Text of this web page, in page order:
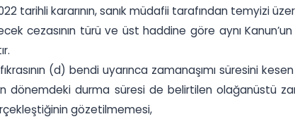
tarihli kararının, sanık müdafii tarafından temyizi
cezasının türü ve üst haddine göre aynı
(d) bendi uyarınca zamanaşımı süresini
dönemdeki durma süresi de belirtilen olağanüstü
gözetilmemesi,